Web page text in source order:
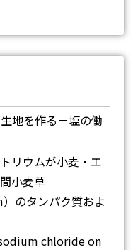
地を作る－塩の働
リウムが小麦・エ
小麦草
のタンパク質およ
chloride on